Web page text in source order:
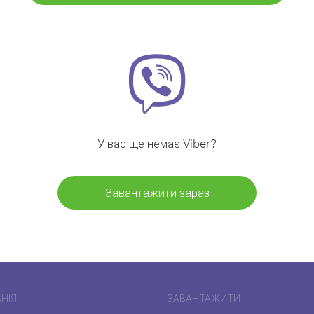
У вас ще немає Viber?
Завантажити зараз
ЗАВАНТАЖИТИ